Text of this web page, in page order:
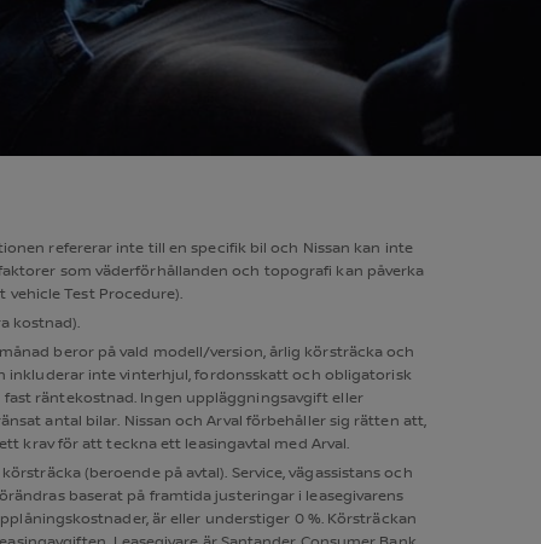
refererar inte till en specifik bil och Nissan kan inte
som väderförhållanden och topografi kan påverka
vehicle Test Procedure).
kostnad).
beror på vald modell/version, årlig körsträcka och
inkluderar inte vinterhjul, fordonsskatt och obligatorisk
räntekostnad. Ingen uppläggningsavgift eller
antal bilar. Nissan och Arval förbehåller sig rätten att,
krav för att teckna ett leasingavtal med Arval.
(beroende på avtal). Service, vägassistans och
baserat på framtida justeringar i leasegivarens
är eller understiger 0 %. Körsträckan